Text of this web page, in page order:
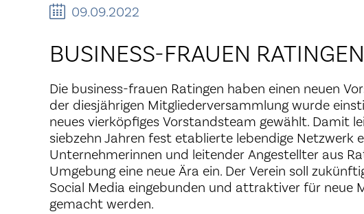
09.09.2022
BUSINESS-FRAUEN
Die business-frauen Ratingen haben einen neuen
der diesjährigen Mitgliederversammlung wurde
neues vierköpfiges Vorstandsteam gewählt. Damit
siebzehn Jahren fest etablierte lebendige Netzwerk
Unternehmerinnen und leitender Angestellter aus
Umgebung eine neue Ära ein. Der Verein soll
Social Media eingebunden und attraktiver für neue
gemacht werden.